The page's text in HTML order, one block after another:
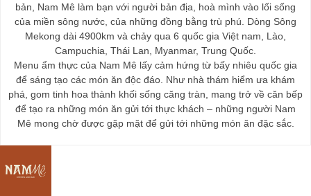
bản, Nam Mê làm bạn với người bản địa, hoà mình vào lối sống
của miền sông nước, của những đồng bằng trù phú. Dòng Sông
Mekong dài 4900km và chảy qua 6 quốc gia Việt nam, Lào,
Campuchia, Thái Lan, Myanmar, Trung Quốc.
Menu ẩm thực của Nam Mê lấy cảm hứng từ bấy nhiêu quốc gia
để sáng tạo các món ăn độc đáo. Như nhà thám hiểm ưa khám
phá, gom tinh hoa thành khối sống căng tràn, mang trở về căn bếp
để tạo ra những món ăn gửi tới thực khách – những người Nam
Mê mong chờ được gặp mặt để gửi tới những món ăn đặc sắc.